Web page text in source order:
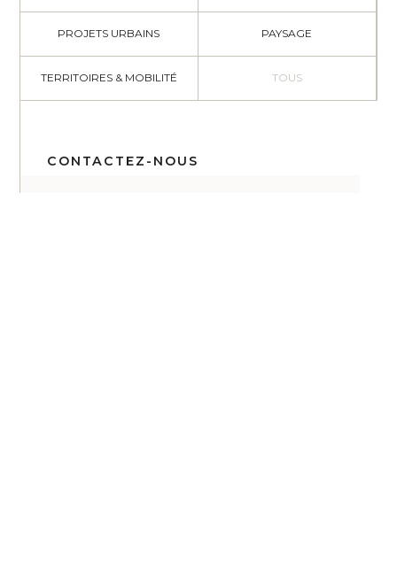
PROJETS URBAINS PAYSAGE
TERRITOIRES & MOBILITÉ TOUS
CONTACTEZ-NOUS